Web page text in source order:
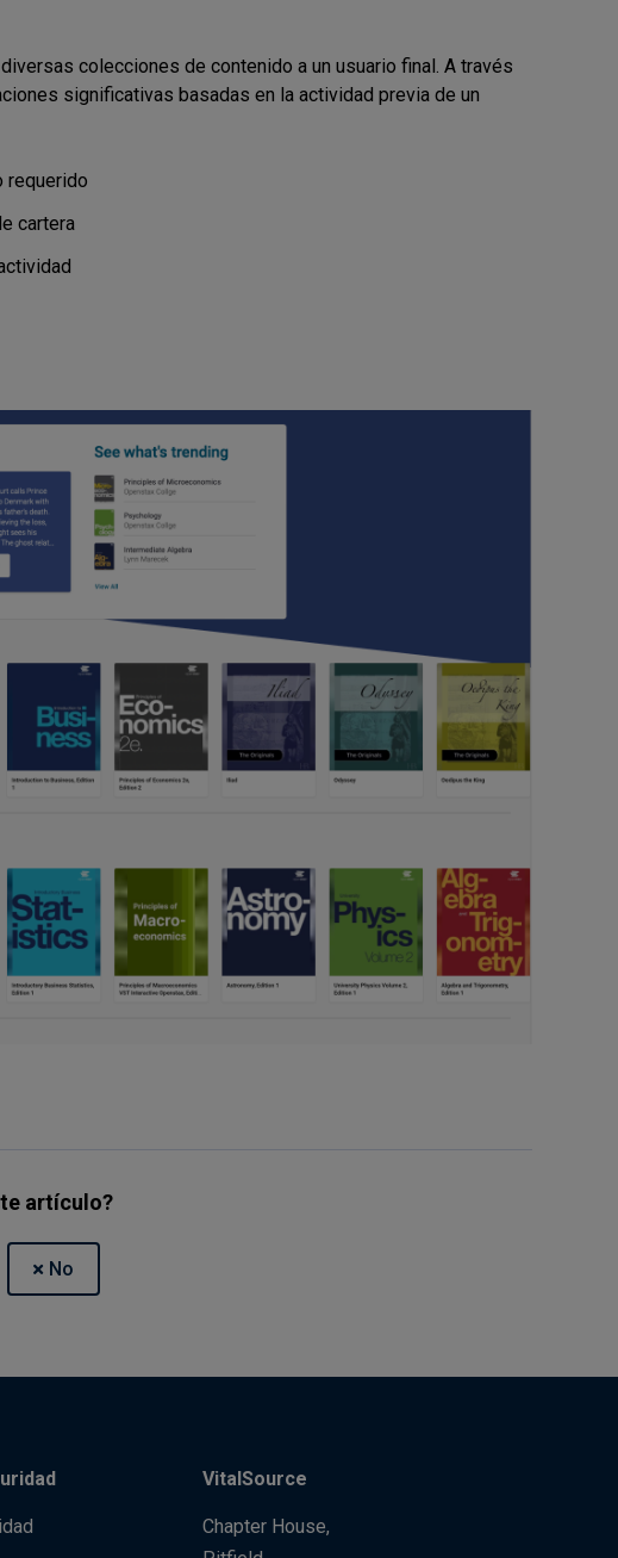
colecciones de contenido a un usuario final. A través
significativas basadas en la actividad previa de un
requerido
cartera
artículo?
VitalSource
Chapter House,